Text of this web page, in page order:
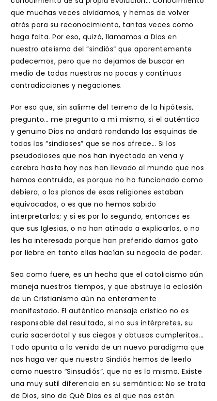
que muchas veces olvidamos, y hemos de volver
atrás para su reconocimiento, tantas veces como
haga falta. Por eso, quizá, llamamos a Dios en
nuestro ateísmo del “sindiós“ que aparentemente
padecemos, pero que no dejamos de buscar en
medio de todas nuestras no pocas y continuas
contradicciones y negaciones.
Por eso que, sin salirme del terreno de la hipótesis,
pregunto… me pregunto a mí mismo, si el auténtico
y genuino Dios no andará rondando las esquinas de
todos los “sindioses” que se nos ofrece… Si los
pseudodioses que nos han inyectado en vena y
cerebro hasta hoy nos han llevado al mundo que nos
hemos contruido, es porque no ha funcionado como
debiera; o los planos de esas religiones estaban
equivocados, o es que no hemos sabido
interpretarlos; y si es por lo segundo, entonces es
que sus Iglesias, o no han atinado a explicarlos, o no
les ha interesado porque han preferido darnos gato
por liebre en tanto ellas hacían su negocio de poder.
Sea como fuere, es un hecho que el catolicismo aún
maneja nuestros tiempos, y que obstruye la eclosión
de un Cristianismo aún no enteramente
manifestado. El auténtico mensaje crístico no es
responsable del resultado, si no sus intérpretes, su
curia sacerdotal y sus ciegos y obtusos cumpleritos…
Todo apunta a la venida de un nuevo paradigma que
nos haga ver que nuestro Sindiós hemos de leerlo
como nuestro “Sinsudiós”, que no es lo mismo. Existe
una muy sutil diferencia en su semántica: No se trata
de Dios, sino de Qué Dios es el que nos están